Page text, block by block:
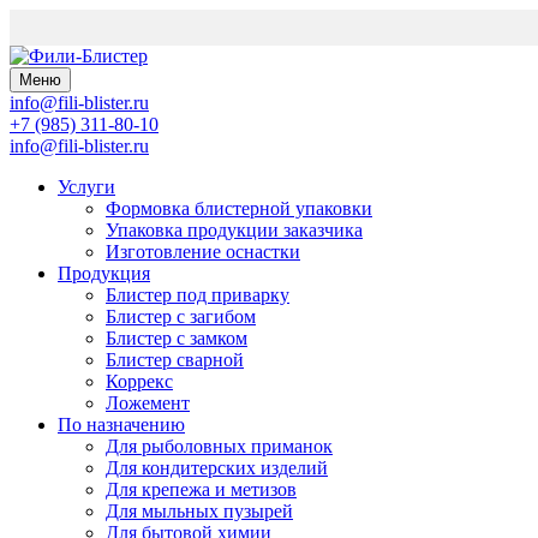
Меню
info@fili-blister.ru
+7 (985) 311-80-10
info@fili-blister.ru
Услуги
Формовка блистерной упаковки
Упаковка продукции заказчика
Изготовление оснастки
Продукция
Блистер под приварку
Блистер с загибом
Блистер с замком
Блистер сварной
Коррекс
Ложемент
По назначению
Для рыболовных приманок
Для кондитерских изделий
Для крепежа и метизов
Для мыльных пузырей
Для бытовой химии